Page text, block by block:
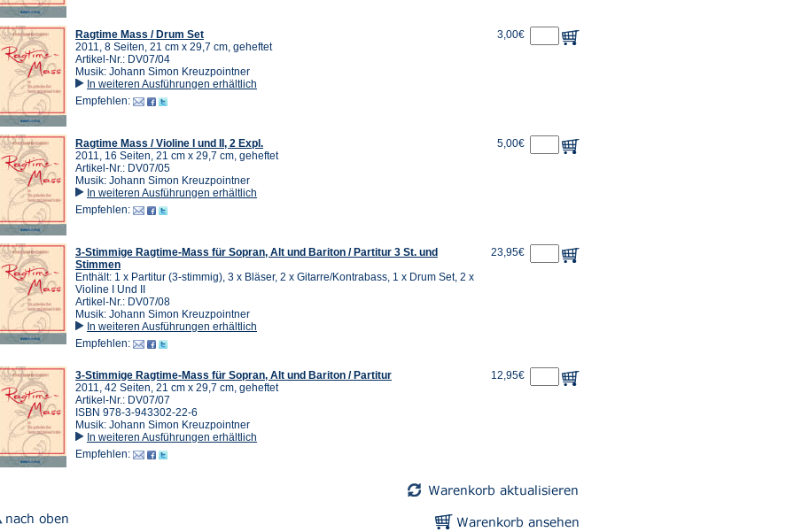
Ragtime Mass / Drum Set
2011, 8 Seiten, 21 cm x 29,7 cm, geheftet
Artikel-Nr.: DV07/04
Musik: Johann Simon Kreuzpointner
In weiteren Ausführungen erhältlich
Empfehlen:
3,00€
Ragtime Mass / Violine I und II, 2 Expl.
2011, 16 Seiten, 21 cm x 29,7 cm, geheftet
Artikel-Nr.: DV07/05
Musik: Johann Simon Kreuzpointner
In weiteren Ausführungen erhältlich
Empfehlen:
5,00€
3-Stimmige Ragtime-Mass für Sopran, Alt und Bariton / Partitur 3 St. und
Stimmen
Enthält: 1 x Partitur (3-stimmig), 3 x Bläser, 2 x Gitarre/Kontrabass, 1 x Drum Set, 2 x
Violine I Und II
Artikel-Nr.: DV07/08
Musik: Johann Simon Kreuzpointner
In weiteren Ausführungen erhältlich
Empfehlen:
23,95€
3-Stimmige Ragtime-Mass für Sopran, Alt und Bariton / Partitur
2011, 42 Seiten, 21 cm x 29,7 cm, geheftet
Artikel-Nr.: DV07/07
ISBN 978-3-943302-22-6
Musik: Johann Simon Kreuzpointner
In weiteren Ausführungen erhältlich
Empfehlen:
12,95€